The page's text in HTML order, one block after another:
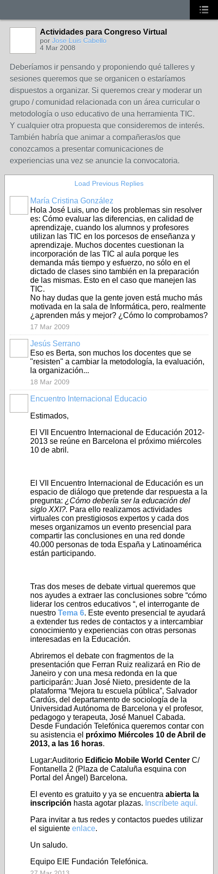
Actividades para Congreso Virtual
por Jose Luis Cabello
4 Mar 2008
Deberíamos ir pensando y proponiendo qué talleres y
sesiones queremos que se organicen o estaríamos
dispuestos a organizar. Si queremos crear y moderar un
grupo / comunidad relacionada con un área curricular o
metodología o uso educativo de una herramienta TIC.
Y cualquier otra propuesta que consideremos de interés.
También habría que animar a compañeras/os que
conozcamos a presentar comunicaciones de
experiencias una vez se anuncie la convocatoria.
Load Previous Replies
María Cristina González
Hola José Luis, uno de los problemas sin resolver
es: Cómo evaluar las diferencias, en calidad de
aprendizaje, cuando los alumnos y profesores
utilizan las TIC en los porcesos de enseñanza y
aprendizaje. Muchos docentes cuestionan la
incorporación de las TIC al aula porque les
demanda más tiempo y esfuerzo, no sólo en el
dictado de clases sino también en la preparación
de las mismas. Esto en el caso que manejen las
TIC.
No hay dudas que la gente joven está mucho más
motivada en la sala de Informática, pero, realmente
¿aprenden más y mejor? ¿Cómo lo comprobamos?
17 Mar 2009
Jesús Serrano
Eso es Berta, son muchos los docentes que se
"resisten" a cambiar la metodología, la evaluación,
la organización...
18 Mar 2009
Encuentro Internacional Educacio
Estimados,
El VII Encuentro Internacional de Educación 2012-
2013 se reúne en Barcelona el próximo miércoles
10 de abril.
El VII Encuentro Internacional de Educación es un
espacio de diálogo que pretende dar respuesta a la
pregunta: ¿Cómo debería ser la educación del
siglo XXI?. Para ello realizamos actividades
virtuales con prestigiosos expertos y cada dos
meses organizamos un evento presencial para
compartir las conclusiones en una red donde
40.000 personas de toda España y Latinoamérica
están participando.
Tras dos meses de debate virtual queremos que
nos ayudes a extraer las conclusiones sobre “cómo
liderar los centros educativos “, el interrogante de
nuestro Tema 6. Este evento presencial te ayudará
a extender tus redes de contactos y a intercambiar
conocimiento y experiencias con otras personas
interesadas en la Educación.
Abriremos el debate con fragmentos de la
presentación que Ferran Ruiz realizará en Rio de
Janeiro y con una mesa redonda en la que
participarán: Juan José Nieto, presidente de la
plataforma “Mejora tu escuela pública”, Salvador
Cardús, del departamento de sociología de la
Universidad Autónoma de Barcelona y el profesor,
pedagogo y terapeuta, José Manuel Cabada.
Desde Fundación Telefónica queremos contar con
su asistencia el próximo Miércoles 10 de Abril de
2013, a las 16 horas.
Lugar:Auditorio Edificio Mobile World Center C/
Fontanella 2 (Plaza de Cataluña esquina con
Portal del Ángel) Barcelona.
El evento es gratuito y ya se encuentra abierta la
inscripción hasta agotar plazas. Inscríbete aquí.
Para invitar a tus redes y contactos puedes utilizar
el siguiente enlace.
Un saludo.
Equipo EIE Fundación Telefónica.